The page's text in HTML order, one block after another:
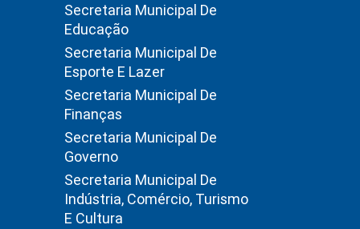
Secretaria Municipal De
Educação
Secretaria Municipal De
Esporte E Lazer
Secretaria Municipal De
Finanças
Secretaria Municipal De
Governo
Secretaria Municipal De
Indústria, Comércio, Turismo
E Cultura